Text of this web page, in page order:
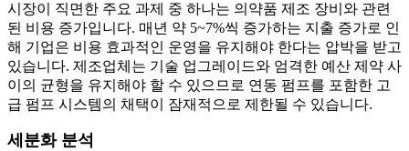
시장이 직면한 주요 과제 중 하나는 의약품 제조 장비와 관련
된 비용 증가입니다. 매년 약 5~7%씩 증가하는 지출 증가로 인
해 기업은 비용 효과적인 운영을 유지해야 한다는 압박을 받고
있습니다. 제조업체는 기술 업그레이드와 엄격한 예산 제약 사
이의 균형을 유지해야 할 수 있으므로 연동 펌프를 포함한 고
급 펌프 시스템의 채택이 잠재적으로 제한될 수 있습니다.
세분화 분석